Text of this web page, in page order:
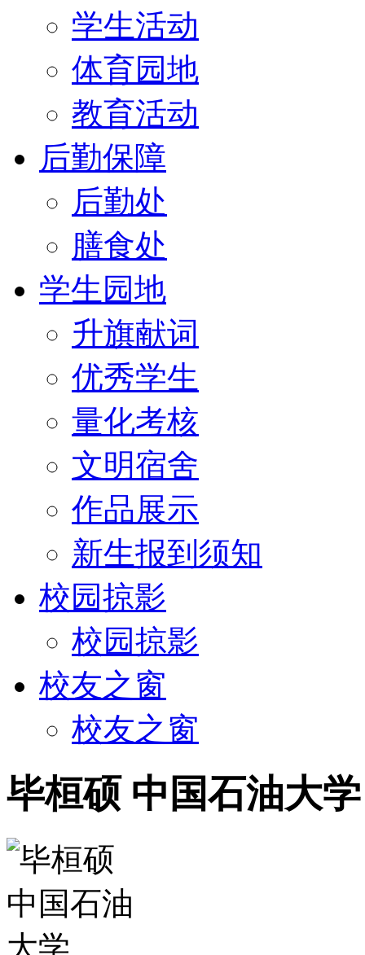
学生活动
体育园地
教育活动
后勤保障
后勤处
膳食处
学生园地
升旗献词
优秀学生
量化考核
文明宿舍
作品展示
新生报到须知
校园掠影
校园掠影
校友之窗
校友之窗
毕桓硕 中国石油大学